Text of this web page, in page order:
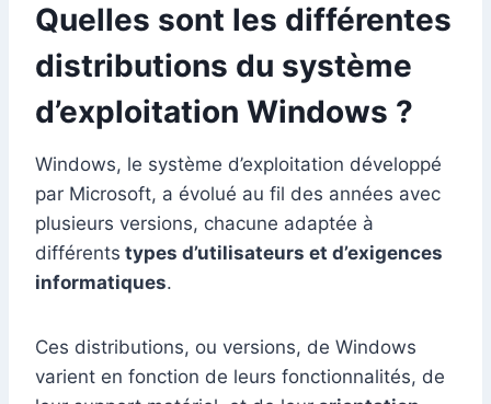
Quelles sont les différentes
distributions du système
d’exploitation Windows ?
Windows, le système d’exploitation développé
par Microsoft, a évolué au fil des années avec
plusieurs versions, chacune adaptée à
différents types d’utilisateurs et d’exigences
informatiques.
Ces distributions, ou versions, de Windows
varient en fonction de leurs fonctionnalités, de